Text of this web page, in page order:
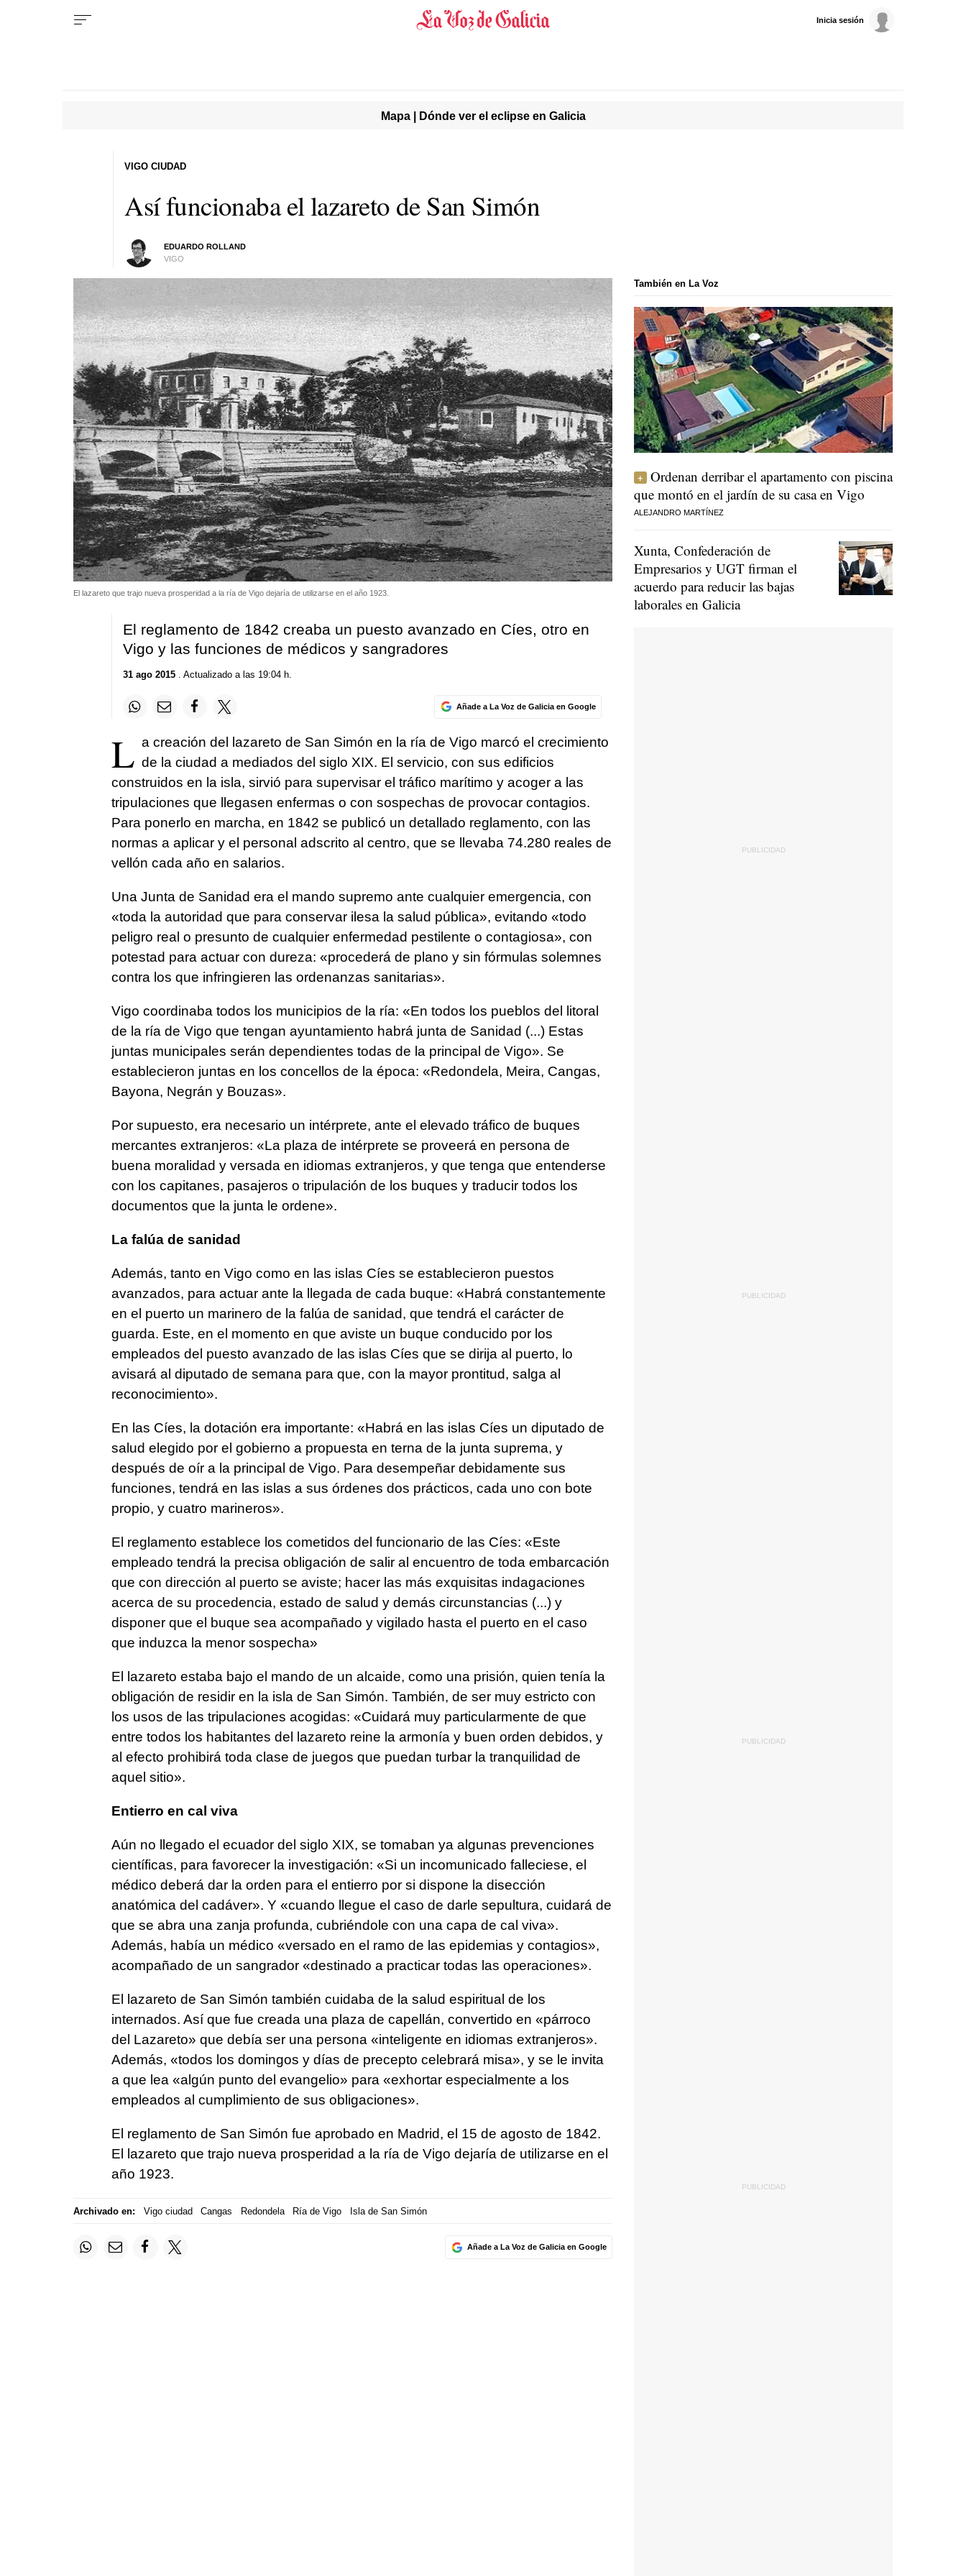
Inicia sesión
Mapa | Dónde ver el eclipse en Galicia
Así funcionaba el lazareto de San Simón
EDUARDO ROLLAND
VIGO
VIGO CIUDAD
El lazareto que trajo nueva prosperidad a la ría de Vigo dejaría de utilizarse en el año 1923.
El reglamento de 1842 creaba un puesto avanzado en Cíes, otro en
Vigo y las funciones de médicos y sangradores
31 ago 2015. Actualizado a las 19:04 h.
Añade a La Voz de Galicia en Google
L a creación del lazareto de San Simón en la ría de Vigo marcó el crecimiento
de la ciudad a mediados del siglo XIX. El servicio, con sus edificios
construidos en la isla, sirvió para supervisar el tráfico marítimo y acoger a las
tripulaciones que llegasen enfermas o con sospechas de provocar contagios.
Para ponerlo en marcha, en 1842 se publicó un detallado reglamento, con las
normas a aplicar y el personal adscrito al centro, que se llevaba 74.280 reales de
vellón cada año en salarios.
Una Junta de Sanidad era el mando supremo ante cualquier emergencia, con
«toda la autoridad que para conservar ilesa la salud pública», evitando «todo
peligro real o presunto de cualquier enfermedad pestilente o contagiosa», con
potestad para actuar con dureza: «procederá de plano y sin fórmulas solemnes
contra los que infringieren las ordenanzas sanitarias».
Vigo coordinaba todos los municipios de la ría: «En todos los pueblos del litoral
de la ría de Vigo que tengan ayuntamiento habrá junta de Sanidad (...) Estas
juntas municipales serán dependientes todas de la principal de Vigo». Se
establecieron juntas en los concellos de la época: «Redondela, Meira, Cangas,
Bayona, Negrán y Bouzas».
Por supuesto, era necesario un intérprete, ante el elevado tráfico de buques
mercantes extranjeros: «La plaza de intérprete se proveerá en persona de
buena moralidad y versada en idiomas extranjeros, y que tenga que entenderse
con los capitanes, pasajeros o tripulación de los buques y traducir todos los
documentos que la junta le ordene».
La falúa de sanidad
Además, tanto en Vigo como en las islas Cíes se establecieron puestos
avanzados, para actuar ante la llegada de cada buque: «Habrá constantemente
en el puerto un marinero de la falúa de sanidad, que tendrá el carácter de
guarda. Este, en el momento en que aviste un buque conducido por los
empleados del puesto avanzado de las islas Cíes que se dirija al puerto, lo
avisará al diputado de semana para que, con la mayor prontitud, salga al
reconocimiento».
En las Cíes, la dotación era importante: «Habrá en las islas Cíes un diputado de
salud elegido por el gobierno a propuesta en terna de la junta suprema, y
después de oír a la principal de Vigo. Para desempeñar debidamente sus
funciones, tendrá en las islas a sus órdenes dos prácticos, cada uno con bote
propio, y cuatro marineros».
El reglamento establece los cometidos del funcionario de las Cíes: «Este
empleado tendrá la precisa obligación de salir al encuentro de toda embarcación
que con dirección al puerto se aviste; hacer las más exquisitas indagaciones
acerca de su procedencia, estado de salud y demás circunstancias (...) y
disponer que el buque sea acompañado y vigilado hasta el puerto en el caso
que induzca la menor sospecha»
El lazareto estaba bajo el mando de un alcaide, como una prisión, quien tenía la
obligación de residir en la isla de San Simón. También, de ser muy estricto con
los usos de las tripulaciones acogidas: «Cuidará muy particularmente de que
entre todos los habitantes del lazareto reine la armonía y buen orden debidos, y
al efecto prohibirá toda clase de juegos que puedan turbar la tranquilidad de
aquel sitio».
Entierro en cal viva
Aún no llegado el ecuador del siglo XIX, se tomaban ya algunas prevenciones
científicas, para favorecer la investigación: «Si un incomunicado falleciese, el
médico deberá dar la orden para el entierro por si dispone la disección
anatómica del cadáver». Y «cuando llegue el caso de darle sepultura, cuidará de
que se abra una zanja profunda, cubriéndole con una capa de cal viva».
Además, había un médico «versado en el ramo de las epidemias y contagios»,
acompañado de un sangrador «destinado a practicar todas las operaciones».
El lazareto de San Simón también cuidaba de la salud espiritual de los
internados. Así que fue creada una plaza de capellán, convertido en «párroco
del Lazareto» que debía ser una persona «inteligente en idiomas extranjeros».
Además, «todos los domingos y días de precepto celebrará misa», y se le invita
a que lea «algún punto del evangelio» para «exhortar especialmente a los
empleados al cumplimiento de sus obligaciones».
El reglamento de San Simón fue aprobado en Madrid, el 15 de agosto de 1842.
El lazareto que trajo nueva prosperidad a la ría de Vigo dejaría de utilizarse en el
año 1923.
Archivado en: Vigo ciudad Cangas Redondela Ría de Vigo Isla de San Simón
Añade a La Voz de Galicia en Google
También en La Voz
Ordenan derribar el apartamento con piscina
que montó en el jardín de su casa en Vigo
ALEJANDRO MARTÍNEZ
Xunta, Confederación de
Empresarios y UGT firman el
acuerdo para reducir las bajas
laborales en Galicia